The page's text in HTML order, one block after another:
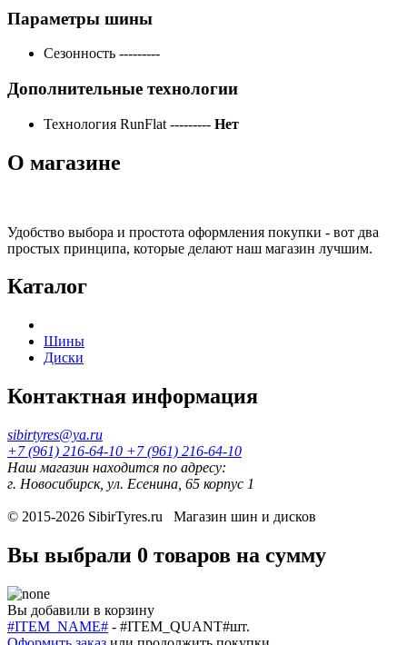
Параметры шины
Сезонность ---------
Дополнительные технологии
Технология RunFlat --------- Нет
О магазине
Удобство выбора и простота оформления покупки - вот два
простых принципа, которые делают наш магазин лучшим.
Каталог
Шины
Диски
Контактная информация
sibirtyres@ya.ru
+7 (961) 216-64-10 +7 (961) 216-64-10
Наш магазин находится по адресу:
г. Новосибирск, ул. Есенина, 65 корпус 1
© 2015-2026 SibirTyres.ru Магазин шин и дисков
Вы выбрали 0 товаров на сумму
Вы добавили в корзину
#ITEM_NAME# - #ITEM_QUANT#шт.